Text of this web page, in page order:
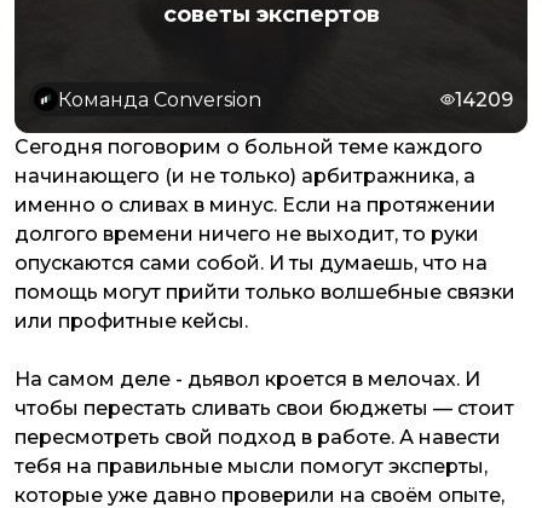
советы экспертов
Команда Conversion 14209
Сегодня поговорим о больной теме каждого
начинающего (и не только) арбитражника, а
именно о сливах в минус. Если на протяжении
долгого времени ничего не выходит, то руки
опускаются сами собой. И ты думаешь, что на
помощь могут прийти только волшебные связки
или профитные кейсы.
На самом деле - дьявол кроется в мелочах. И
чтобы перестать сливать свои бюджеты — стоит
пересмотреть свой подход в работе. А навести
тебя на правильные мысли помогут эксперты,
которые уже давно проверили на своём опыте,